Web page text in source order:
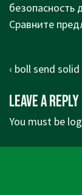
безопасность
Сравните
Post
Previous
is
‹ boll send solid
Leave a Reply
You must be